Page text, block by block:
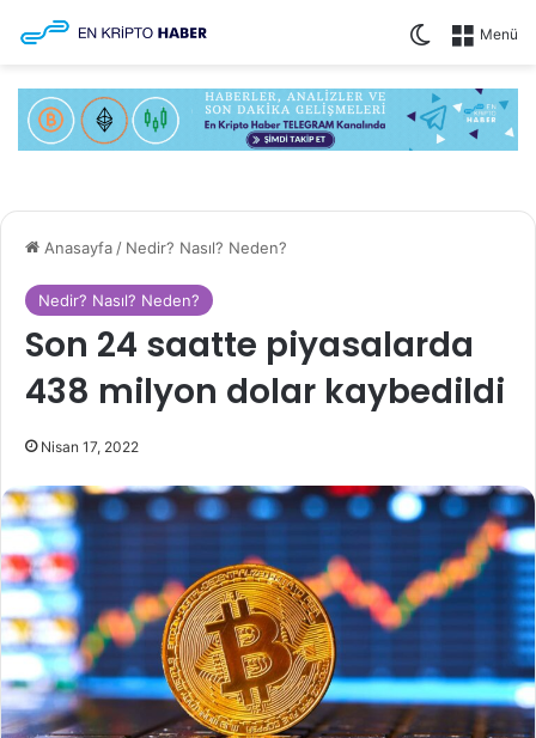
Menü
Dış
Anasayfa / Nedir? Nasıl? Neden?
Nedir? Nasıl? Neden?
Son 24 saatte piyasalarda
438 milyon dolar kaybedildi
Nisan 17, 2022